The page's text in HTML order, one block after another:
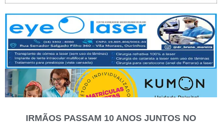
IRMÃOS PASSAM 10 ANOS JUNTOS NO